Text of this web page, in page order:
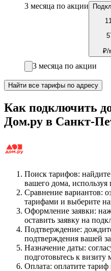
3 месяца по акции
₽/
3 месяца по акции
Найти все тарифы по адресу
Как подключить
Дом.ру в Санкт-
Поиск тарифов:
вашего дома, используя
Сравнение вариантов:
тарифами и выберите
Оформление заявки:
оставить заявку на
Подтверждение:
подтверждения вашей
Назначение даты:
подготовьтесь к визиту
Оплата: оплатите